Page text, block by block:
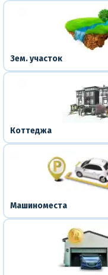
Зем. участок
Коттеджа
Машиноместа